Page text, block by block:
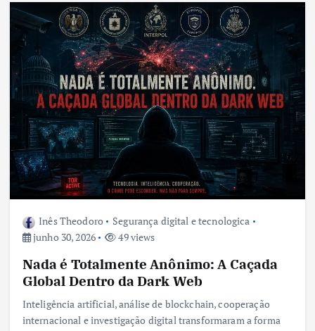
Inês Theodoro
Segurança digital e tecnologica
junho 30, 2026
49 views
Nada é Totalmente Anônimo: A Caçada
Global Dentro da Dark Web
Inteligência artificial, análise de blockchain, cooperação
internacional e investigação digital transformaram a forma